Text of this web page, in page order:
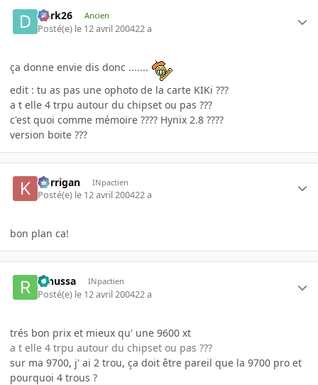
Dark26 Ancien
Posté(e) le 12 avril 200422 a
ça donne envie dis donc .......
edit : tu as pas une ophoto de la carte KIKi ???
a t elle 4 trpu autour du chipset ou pas ???
c'est quoi comme mémoire ???? Hynix 2.8 ????
version boite ???
korrigan INpactien
Posté(e) le 12 avril 200422 a
bon plan ca!
renussa INpactien
Posté(e) le 12 avril 200422 a
trés bon prix et mieux qu' une 9600 xt
a t elle 4 trpu autour du chipset ou pas ???
sur ma 9700, j' ai 2 trou, ça doit être pareil que la 9700 pro et
pourquoi 4 trous ?